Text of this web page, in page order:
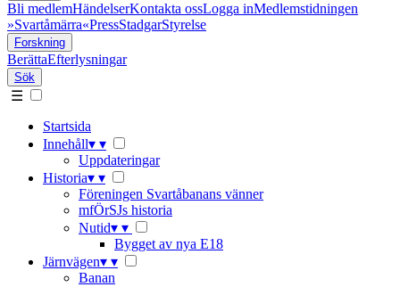
Bli medlemHändelserKontakta ossLogga inMedlemstidningen
»Svartåmärra«PressStadgarStyrelse
Forskning
BerättaEfterlysningar
Sök
☰
Startsida
Innehåll▾ ▾
Uppdateringar
Historia▾ ▾
Föreningen Svartåbanans vänner
mfÖrSJs historia
Nutid▾ ▾
Bygget av nya E18
Järnvägen▾ ▾
Banan